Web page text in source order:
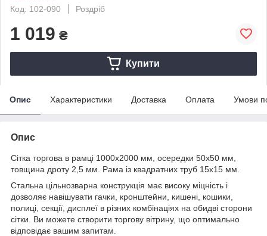
Код: 102-090
Роздріб
1 019 ₴
Купити
Опис Характеристики Доставка Оплата Умови
Опис
Сітка торгова в рамці 1000х2000 мм, осередки 50х50 мм,
товщина дроту 2,5 мм. Рама із квадратних труб 15х15 мм.
Стальна цільнозварна конструкція має високу міцність і
дозволяє навішувати гачки, кронштейни, кишені, кошики,
полиці, секції, дисплеї в різних комбінаціях на обидві сторони
сітки. Ви можете створити торгову вітрину, що оптимально
відповідає вашим запитам.